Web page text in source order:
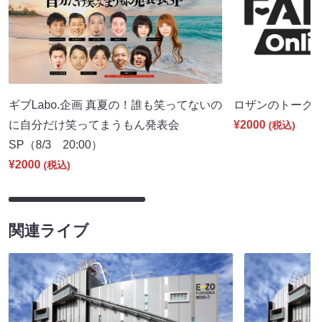
ギブLabo.企画 真夏の！誰も笑ってないの
に自分だけ笑ってまうもん発表会
SP（8/3 20:00）
¥2000 (税込)
ロザンのトー
¥2000 (税込)
関連ライブ